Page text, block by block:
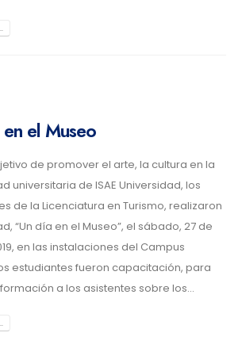
el Museo
de promover el arte, la cultura en la
universitaria de ISAE Universidad, los
de la Licenciatura en Turismo, realizaron
“Un día en el Museo”, el sábado, 27 de
en las instalaciones del Campus
estudiantes fueron capacitación, para
a los asistentes sobre los...